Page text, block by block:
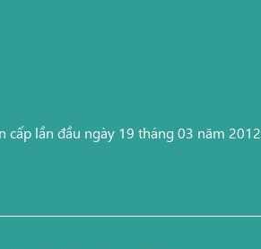
cấp lần đầu ngày 19 tháng 03 năm 2012